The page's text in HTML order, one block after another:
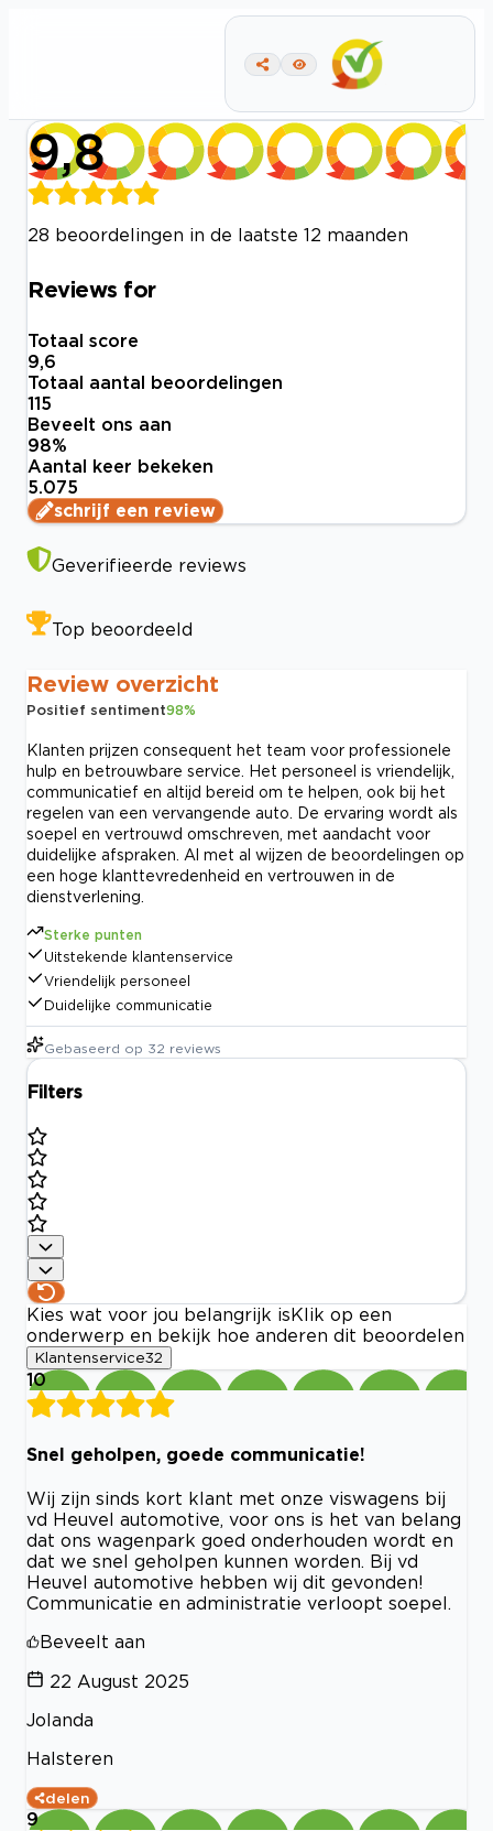
9,8
28 beoordelingen in de laatste 12 maanden
Reviews for
Totaal score
9,6
Totaal aantal beoordelingen
115
Beveelt ons aan
98%
Aantal keer bekeken
5.075
schrijf een review
Geverifieerde reviews
Top beoordeeld
Review overzicht
Positief sentiment98%
Klanten prijzen consequent het team voor professionele
hulp en betrouwbare service. Het personeel is vriendelijk,
communicatief en altijd bereid om te helpen, ook bij het
regelen van een vervangende auto. De ervaring wordt als
soepel en vertrouwd omschreven, met aandacht voor
duidelijke afspraken. Al met al wijzen de beoordelingen op
een hoge klanttevredenheid en vertrouwen in de
dienstverlening.
Sterke punten
Uitstekende klantenservice
Vriendelijk personeel
Duidelijke communicatie
Gebaseerd op 32 reviews
Filters
Kies wat voor jou belangrijk is Klik op een
onderwerp en bekijk hoe anderen dit beoordelen
Klantenservice32
10
Snel geholpen, goede communicatie!
Wij zijn sinds kort klant met onze viswagens bij
vd Heuvel automotive, voor ons is het van belang
dat ons wagenpark goed onderhouden wordt en
dat we snel geholpen kunnen worden. Bij vd
Heuvel automotive hebben wij dit gevonden!
Communicatie en administratie verloopt soepel.
Beveelt aan
22 August 2025
Jolanda
Halsteren
delen
9